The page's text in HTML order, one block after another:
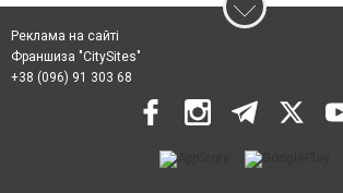
Реклама на сайті
Франшиза "CitySites"
+38 (096) 91 303 68